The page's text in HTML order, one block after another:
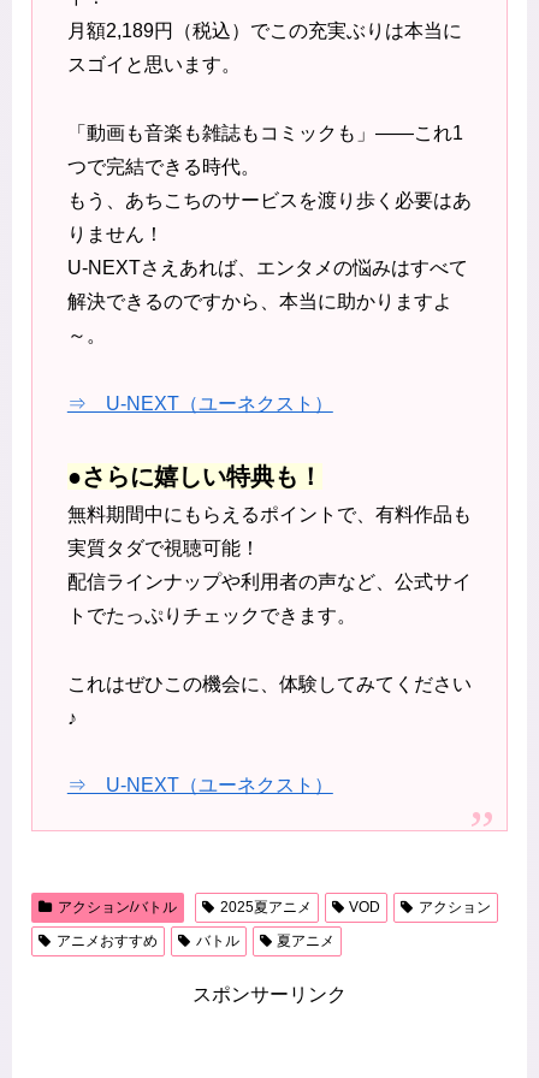
月額2,189円（税込）でこの充実ぶりは本当に
スゴイと思います。
「動画も音楽も雑誌もコミックも」――これ1
つで完結できる時代。
もう、あちこちのサービスを渡り歩く必要はあ
りません！
U-NEXTさえあれば、エンタメの悩みはすべて
解決できるのですから、本当に助かりますよ
～。
⇒ U-NEXT（ユーネクスト）
●さらに嬉しい特典も！
無料期間中にもらえるポイントで、有料作品も
実質タダで視聴可能！
配信ラインナップや利用者の声など、公式サイ
トでたっぷりチェックできます。
これはぜひこの機会に、体験してみてください
♪
⇒ U-NEXT（ユーネクスト）
アクション/バトル 2025夏アニメ VOD
アクション
アニメおすすめ
バトル 夏アニメ
スポンサーリンク